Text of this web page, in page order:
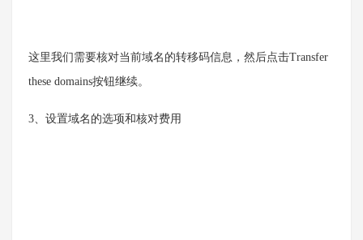
这里我们需要核对当前域名的转移码信息，然后点击Transfer
these domains按钮继续。
3、设置域名的选项和核对费用